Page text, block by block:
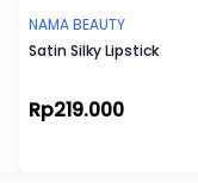
NAMA BEAUTY
Satin Silky Lipstick
Rp219.000